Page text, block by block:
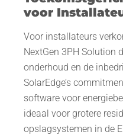
voor
Voor installateurs
NextGen 3PH Solution
onderhoud en de
SolarEdge’s
software voor
ideaal voor grotere
opslagsystemen in de